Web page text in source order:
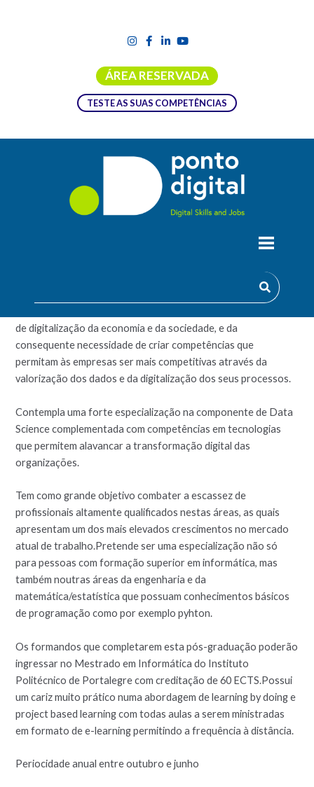
ÁREA RESERVADA
TESTE AS SUAS COMPETÊNCIAS
PÓS-GRADUAÇÃO EM DATA SCIENCE
de digitalização da economia e da sociedade, e da
consequente necessidade de criar competências que
permitam às empresas ser mais competitivas através da
valorização dos dados e da digitalização dos seus processos.
Contempla uma forte especialização na componente de Data
Science complementada com competências em tecnologias
que permitem alavancar a transformação digital das
organizações.
Tem como grande objetivo combater a escassez de
profissionais altamente qualificados nestas áreas, as quais
apresentam um dos mais elevados crescimentos no mercado
atual de trabalho.Pretende ser uma especialização não só
para pessoas com formação superior em informática, mas
também noutras áreas da engenharia e da
matemática/estatística que possuam conhecimentos básicos
de programação como por exemplo pyhton.
Os formandos que completarem esta pós-graduação poderão
ingressar no Mestrado em Informática do Instituto
Politécnico de Portalegre com creditação de 60 ECTS.Possui
um cariz muito prático numa abordagem de learning by doing e
project based learning com todas aulas a serem ministradas
em formato de e-learning permitindo a frequência à distância.
Periocidade anual entre outubro e junho